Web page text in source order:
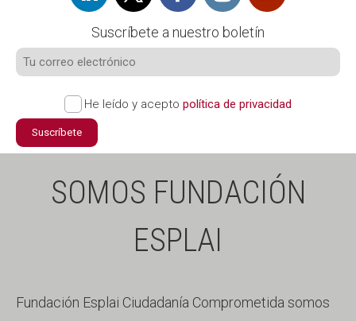
Suscríbete a nuestro boletín
He leído y acepto política de privacidad
Suscríbete
SOMOS FUNDACIÓN
ESPLAI
Fundación Esplai Ciudadanía Comprometida somos